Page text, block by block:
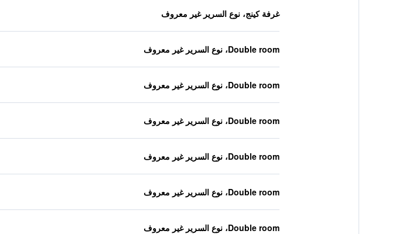
غرفة كينج، نوع السرير غير معروف
Double room، نوع السرير غير معروف
Double room، نوع السرير غير معروف
Double room، نوع السرير غير معروف
Double room، نوع السرير غير معروف
Double room، نوع السرير غير معروف
Double room، نوع السرير غير معروف